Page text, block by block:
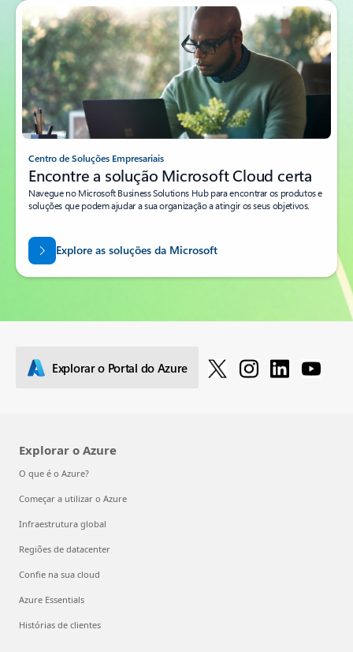
Centro de Soluções Empresariais
Encontre a solução Microsoft Cloud certa
Navegue no Microsoft Business Solutions Hub para encontrar os produtos e
soluções que podem ajudar a sua organização a atingir os seus objetivos.
Explore as soluções da Microsoft
Explorar o Portal do Azure
Explorar o Azure
O que é o Azure?
Começar a utilizar o Azure
Infraestrutura global
Regiões de datacenter
Confie na sua cloud
Azure Essentials
Histórias de clientes